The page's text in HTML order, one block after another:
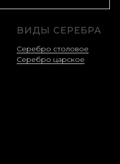
ВИДЫ СЕРЕБРА
Серебро столовое
Серебро царское